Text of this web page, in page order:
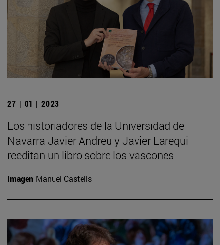
27 | 01 | 2023
Los historiadores de la Universidad de
Navarra Javier Andreu y Javier Larequi
reeditan un libro sobre los vascones
Imagen Manuel Castells